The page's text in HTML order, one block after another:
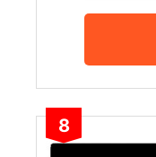
8